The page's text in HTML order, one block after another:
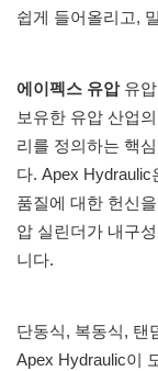
쉽게 들어올리고,
에이펙스 유압 유
보유한 유압 산업
리를 정의하는 핵
다. Apex Hydraulic
품질에 대한 헌신
압 실린더가 내구
니다.
단동식, 복동식, 탠
Apex Hydraulic이